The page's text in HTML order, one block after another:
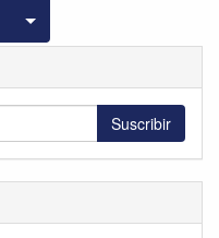
Seleccionar
Suscribir